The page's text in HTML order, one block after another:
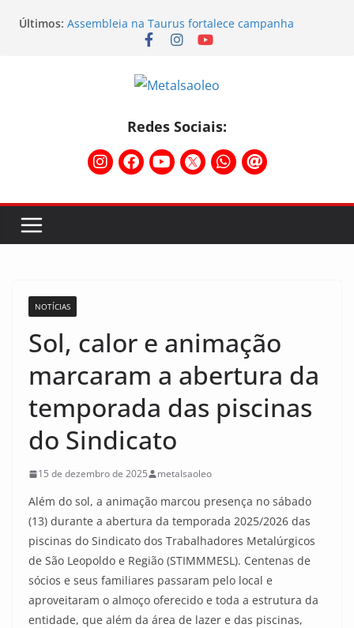
Últimos: Assembleia na Taurus fortalece campanha
salarial e mostra a força da categoria que exige
Nota de repúdio
Conselho Diretivo da CNM/CUT debate indústria e
Temporal destelha Ginásio Bigornão
Assembleia na Taurus – Campanha salarial
2026/2027
Redes Sociais:
NOTÍCIAS
Sol, calor e animação
marcaram a abertura da
temporada das piscinas
do Sindicato
15 de dezembro de 2025 metalsaoleo
Além do sol, a animação marcou presença no sábado
(13) durante a abertura da temporada 2025/2026 das
piscinas do Sindicato dos Trabalhadores Metalúrgicos
de São Leopoldo e Região (STIMMMESL). Centenas de
sócios e seus familiares passaram pelo local e
aproveitaram o almoço oferecido e toda a estrutura da
entidade, que além da área de lazer e das piscinas,